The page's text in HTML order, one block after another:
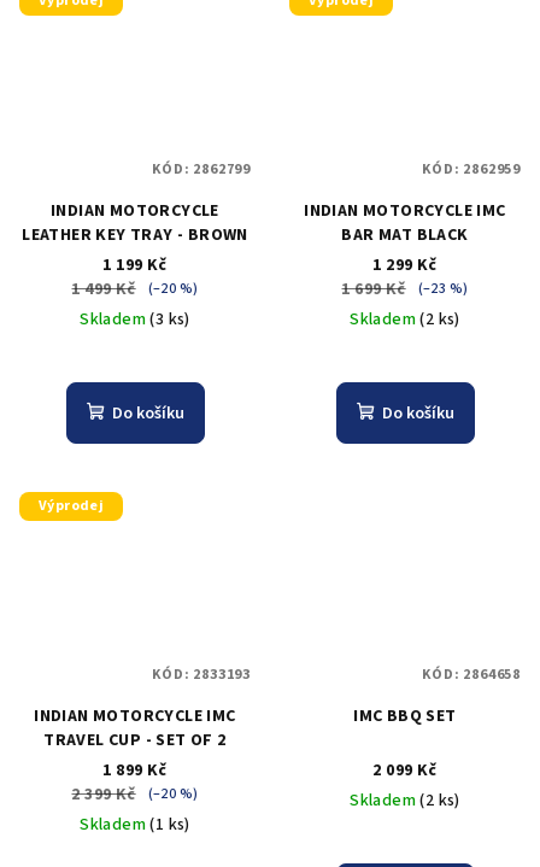
INDIAN MOTORCYCLE
LEATHER KEY TRAY - BROWN
1 199 Kč
1 499 Kč
(–20 %)
Skladem(3 ks)
Do košíku
KÓD: 2862799
INDIAN MOTORCYCLE IMC
BAR MAT BLACK
1 299 Kč
1 699 Kč
(–23 %)
Skladem(2 ks)
Do košíku
KÓD: 2862959
Výprodej
INDIAN MOTORCYCLE IMC
TRAVEL CUP - SET OF 2
1 899 Kč
2 399 Kč
(–20 %)
Skladem(1 ks)
KÓD: 2833193
IMC BBQ SET
2 099 Kč
Skladem(2 ks)
KÓD: 2864658